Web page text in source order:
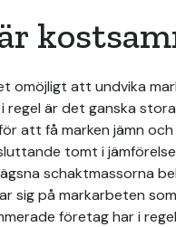
omöjligt att undvika
är det ganska
att få marken jämn
tomt i
schaktmassorna
sig på markarbeten
företag har i